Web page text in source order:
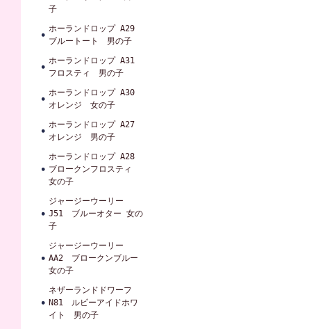
子
ホーランドロップ A29
ブルートート 男の子
ホーランドロップ A31
フロスティ 男の子
ホーランドロップ A30
オレンジ 女の子
ホーランドロップ A27
オレンジ 男の子
ホーランドロップ A28
ブロークンフロスティ
女の子
ジャージーウーリー
J51 ブルーオター 女の
子
ジャージーウーリー
AA2 ブロークンブルー
女の子
ネザーランドドワーフ
N81 ルビーアイドホワ
イト 男の子